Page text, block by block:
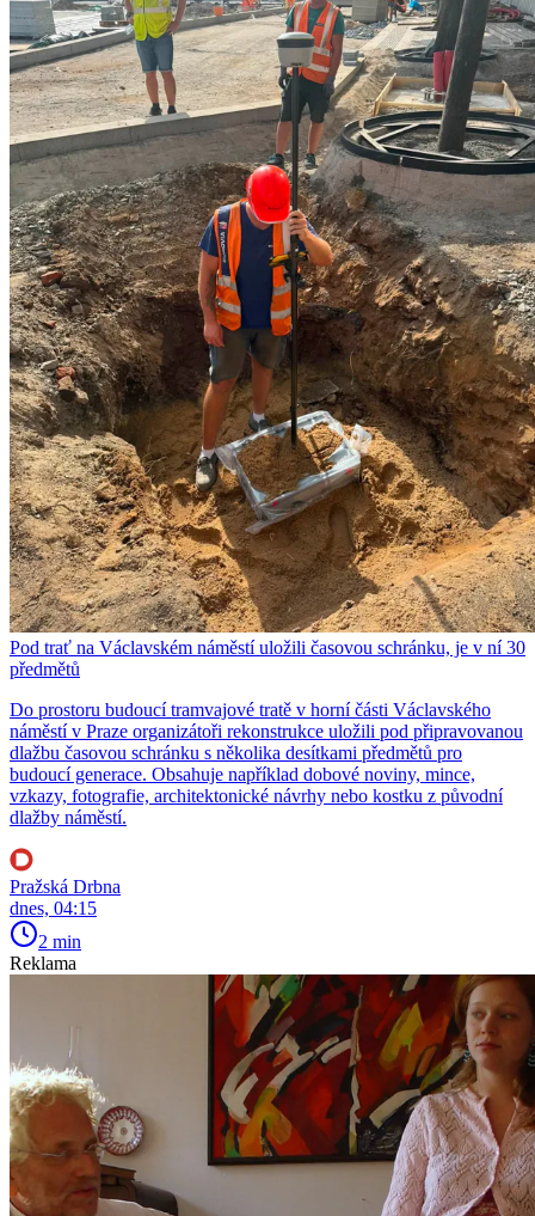
Pod trať na Václavském náměstí uložili časovou schránku, je v ní 30
předmětů
Do prostoru budoucí tramvajové tratě v horní části Václavského
náměstí v Praze organizátoři rekonstrukce uložili pod připravovanou
dlažbu časovou schránku s několika desítkami předmětů pro
budoucí generace. Obsahuje například dobové noviny, mince,
vzkazy, fotografie, architektonické návrhy nebo kostku z původní
dlažby náměstí.
Pražská Drbna
dnes, 04:15
2 min
Reklama